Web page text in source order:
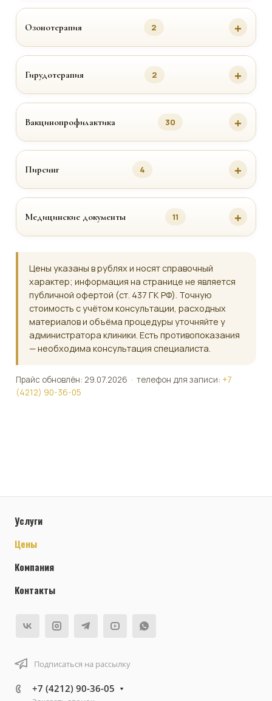
Озонотерапия 2
Гирудотерапия 2
Вакцинопрофилактика 30
Пирсинг 4
Медицинские документы 11
Цены указаны в рублях и носят справочный
характер; информация на странице не является
публичной офертой (ст. 437 ГК РФ). Точную
стоимость с учётом консультации, расходных
материалов и объёма процедуры уточняйте у
администратора клиники. Есть противопоказания
— необходима консультация специалиста.
Прайс обновлён: 29.07.2026 · телефон для записи: +7
(4212) 90-36-05
Услуги
Цены
Компания
Контакты
Подписаться на рассылку
+7 (4212) 90-36-05